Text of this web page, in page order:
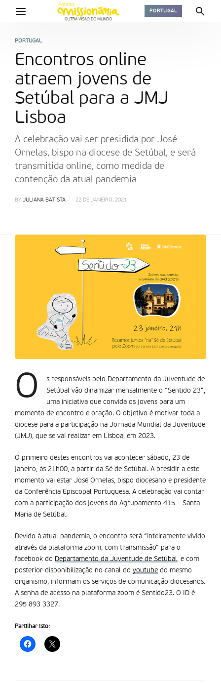
PORTUGAL
PORTUGAL
Encontros online
atraem jovens de
Setúbal para a JMJ
Lisboa
A celebração vai ser presidida por José
Ornelas, bispo na diocese de Setúbal, e será
transmitida online, como medida de
contenção da atual pandemia
BY JULIANA BATISTA 22 DE JANEIRO, 2021
O
s responsáveis pelo Departamento da Juventude de
Setúbal vão dinamizar mensalmente o “Sentido 23”,
uma iniciativa que convida os jovens para um
momento de encontro e oração. O objetivo é motivar toda a
diocese para a participação na Jornada Mundial da Juventude
(JMJ), que se vai realizar em Lisboa, em 2023.
O primeiro destes encontros vai acontecer sábado, 23 de
janeiro, às 21h00, a partir da Sé de Setúbal. A presidir a este
momento vai estar José Ornelas, bispo diocesano e presidente
da Conferência Episcopal Portuguesa. A celebração vai contar
com a participação dos jovens do Agrupamento 415 – Santa
Maria de Setúbal.
Devido à atual pandemia, o encontro será “inteiramente vivido
através da plataforma zoom, com transmissão” para o
facebook do Departamento da Juventude de Setúbal, e com
posterior disponibilização no canal do youtube do mesmo
organismo, informam os serviços de comunicação diocesanos.
A senha de acesso na plataforma zoom é Sentido23. O ID é
295 893 3327.
Partilhar isto: